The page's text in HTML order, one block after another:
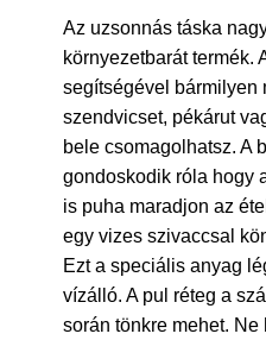
Az uzsonnás táska
környezetbarát termék.
segítségével bármilyen
szendvicset, pékárut
bele csomagolhatsz. A
gondoskodik róla hogy
is puha maradjon az
egy vizes szivaccsal
Ezt a speciális anyag
vízálló. A pul réteg a
során tönkre mehet.